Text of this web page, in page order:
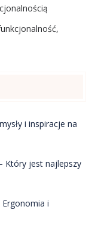
i inspiracje na
Który jest najlepszy
i